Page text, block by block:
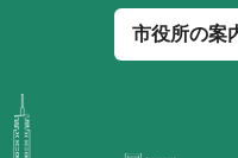
市役所の案